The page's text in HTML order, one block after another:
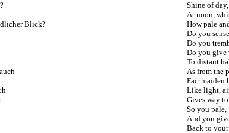
Blick?
Shine of
At noon,
How pale
Do you
Do you
Do you give
To distant
As from the
Fair maiden
Like light,
Gives way
So you pale,
And you
Back to